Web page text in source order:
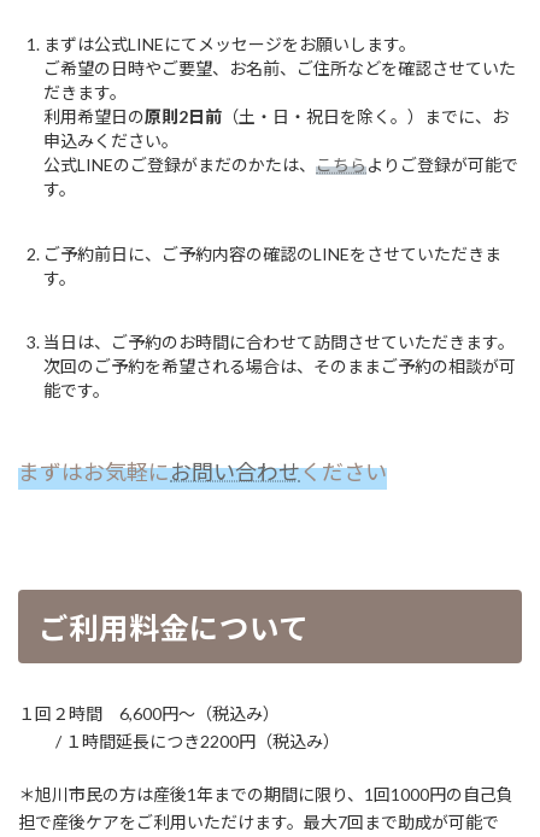
まずは公式LINEにてメッセージをお願いします。
ご希望の日時やご要望、お名前、ご住所などを確認させていた
だきます。
利用希望日の原則2日前 （土・日・祝日を除く。）までに、お
申込みください。
公式LINEのご登録がまだのかたは、 こちらよりご登録が可能で
す。
ご予約前日に、ご予約内容の確認のLINEをさせていただきま
す。
当日は、ご予約のお時間に合わせて訪問させていただきます。
次回のご予約を希望される場合は、そのままご予約の相談が可
能です。
まずはお気軽にお問い合わせください
ご利用料金について
１回２時間 6,600円〜（税込み）
/ １時間延長につき2200円（税込み）
＊旭川市民の方は産後1年までの期間に限り、1回1000円の自己負
担で産後ケアをご利用いただけます。最大7回まで助成が可能で